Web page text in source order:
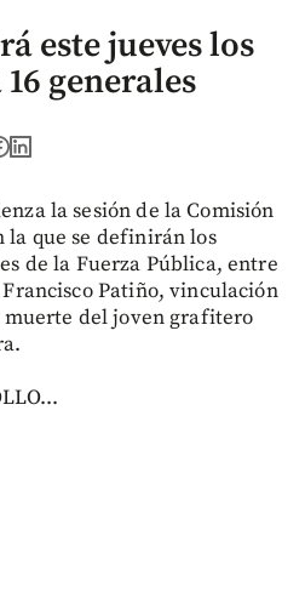
este jueves los
generales
la sesión de la Comisión
la que se definirán los
de la Fuerza Pública, entre
Patiño, vinculación
muerte del joven grafitero